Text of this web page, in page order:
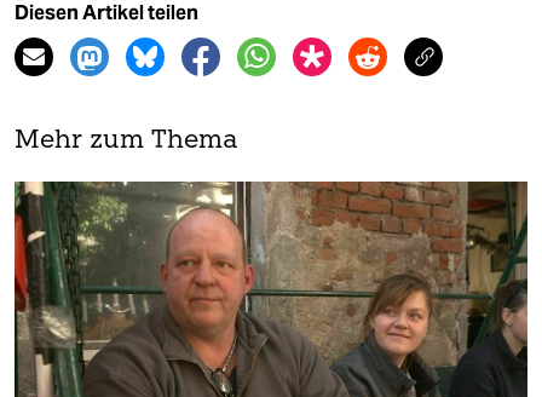
Diesen Artikel teilen
Mehr zum Thema